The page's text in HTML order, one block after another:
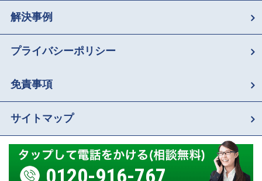
解決事例
プライバシーポリシー
免責事項
サイトマップ
0120-916-767